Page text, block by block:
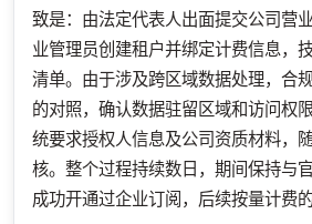
致是：由法定代表人出面提交公司营
业管理员创建租户并绑定计费信息，
清单。由于涉及跨区域数据处理，合
的对照，确认数据驻留区域和访问权
统要求授权人信息及公司资质材料，
核。整个过程持续数日，期间保持与
成功开通过企业订阅，后续按量计费的